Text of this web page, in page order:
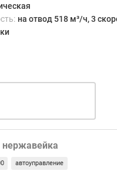
на отвод 518 м³/ч, 3
нержавейка
автоуправление